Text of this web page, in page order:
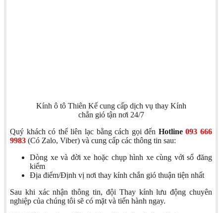
Kính ô tô Thiên Kế cung cấp dịch vụ thay Kính
chắn gió tận nơi 24/7
Quý khách có thể liên lạc bằng cách gọi đến Hotline093 666
9983 (Có Zalo, Viber) và cung cấp các thông tin sau:
Dòng xe và đời xe hoặc chụp hình xe cùng với sổ đăng
kiểm
Địa điểm/Định vị nơi thay kính chắn gió thuận tiện nhất
Sau khi xác nhận thông tin, đội Thay kính lưu động chuyên
nghiệp của chúng tôi sẽ có mặt và tiến hành ngay.